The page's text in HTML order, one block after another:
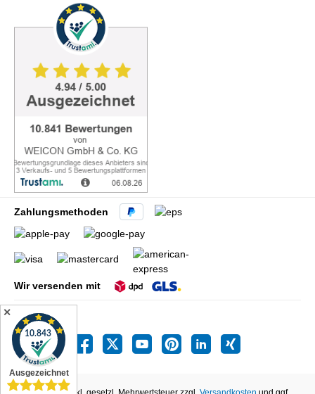
Zahlungsmethoden
Wir versenden mit
✕